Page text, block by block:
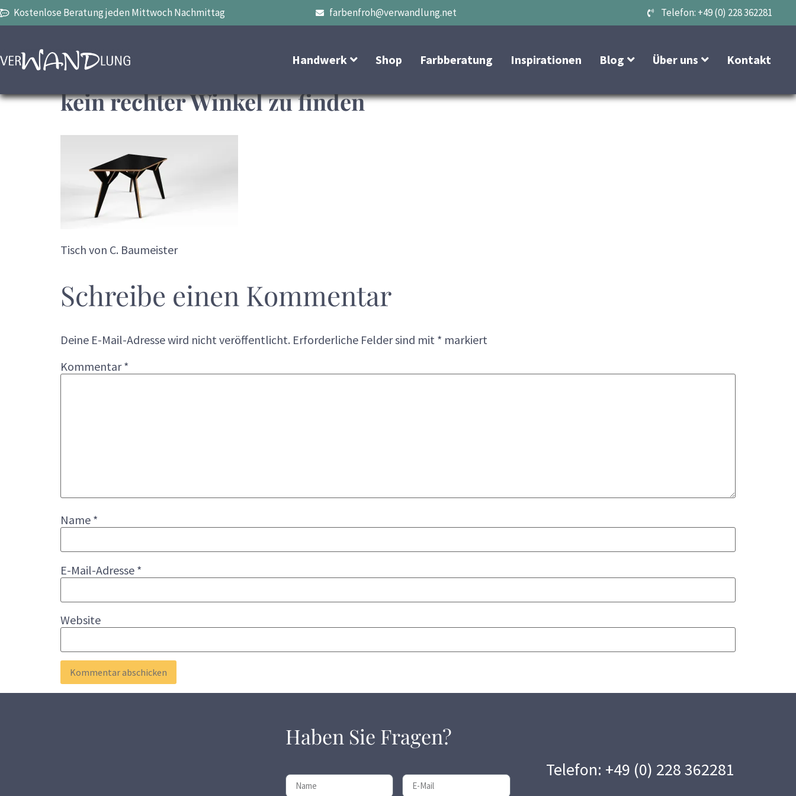
Kostenlose Beratung jeden Mittwoch Nachmittag farbenfroh@verwandlung.net Telefon: +49 (0) 228 362281
Handwerk Shop Farbberatung Inspirationen Blog Über uns Kontakt
kein rechter Winkel zu finden
Tisch von C. Baumeister
Schreibe einen Kommentar
Deine E-Mail-Adresse wird nicht veröffentlicht. Erforderliche Felder sind mit * markiert
Kommentar*
Name *
E-Mail-Adresse *
Website
Haben Sie Fragen?
Telefon: +49 (0) 228 362281